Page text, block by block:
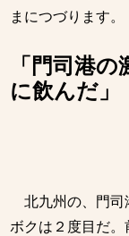
まにつづります。
「門司港
に飲んだ」
北九州の、門司
ボクは２度目だ